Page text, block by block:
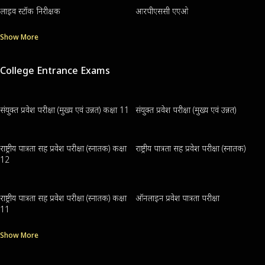
लाइव स्टॉक निरीक्षक आरपीएससी एएओ
Show More
College Entrance Exams
संयुक्त प्रवेश परीक्षा (मुख्य एवं उन्नत) कक्षा 11 संयुक्त प्रवेश परीक्षा (मुख्य एवं उन्नत)
राष्ट्रीय पात्रता सह प्रवेश परीक्षा (स्नातक) कक्षा
12
राष्ट्रीय पात्रता सह प्रवेश परीक्षा (स्नातक)
राष्ट्रीय पात्रता सह प्रवेश परीक्षा (स्नातक) कक्षा
11
ऑनलाइन प्रवेश पात्रता परीक्षा
Show More